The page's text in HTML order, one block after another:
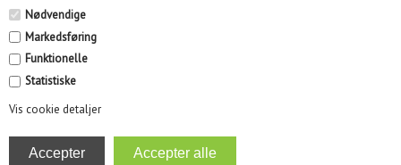
Nødvendige
Markedsføring
Funktionelle
Statistiske
Vis cookie detaljer
SOME
NYHEDSBREV
info@kidikid.dk | CVR 35532870